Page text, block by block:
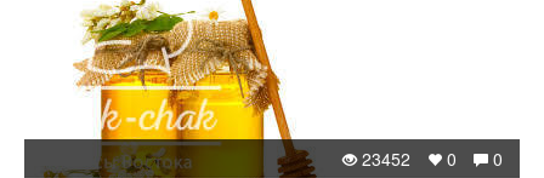
0
0
23452